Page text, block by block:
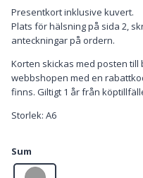
Presentkort inklusive kuvert.
Plats för hälsning på sida 2,
anteckningar på ordern.
Korten skickas med posten
webbshopen med en
finns. Giltigt 1 år från
Storlek: A6
Sum